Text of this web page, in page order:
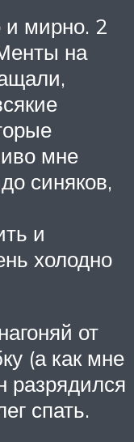
и мирно. 2
на
мне
синяков,
и
холодно
от
(а как мне
разрядился
спать.